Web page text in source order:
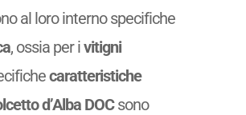
al loro interno specifiche
, ossia per ivitigni
caratteristiche
d’Alba DOCsono